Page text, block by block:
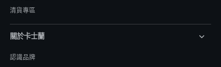
清貨專區
關於卡士蘭
認識品牌